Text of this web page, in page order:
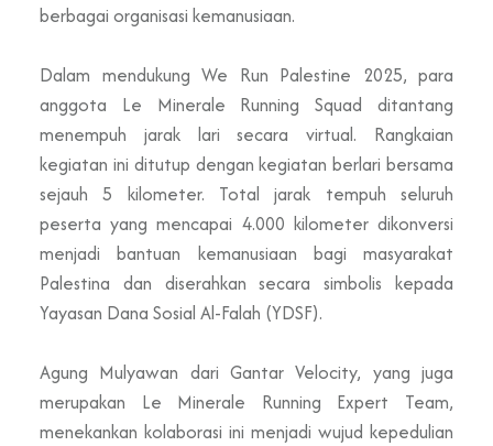
berbagai organisasi kemanusiaan.
Dalam mendukung We Run Palestine 2025, para
anggota Le Minerale Running Squad ditantang
menempuh jarak lari secara virtual. Rangkaian
kegiatan ini ditutup dengan kegiatan berlari bersama
sejauh 5 kilometer. Total jarak tempuh seluruh
peserta yang mencapai 4.000 kilometer dikonversi
menjadi bantuan kemanusiaan bagi masyarakat
Palestina dan diserahkan secara simbolis kepada
Yayasan Dana Sosial Al-Falah (YDSF).
Agung Mulyawan dari Gantar Velocity, yang juga
merupakan Le Minerale Running Expert Team,
menekankan kolaborasi ini menjadi wujud kepedulian